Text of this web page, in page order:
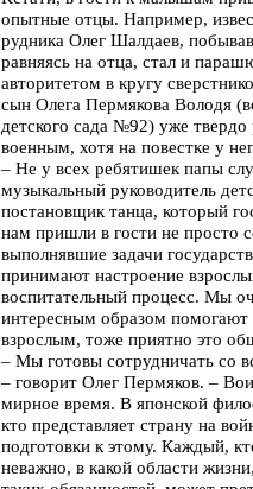
опытные отцы. Например,
рудника Олег Шалдаев,
равняясь на отца, стал и
авторитетом в кругу
сын Олега Пермякова Володя
детского сада №92) уже
военным, хотя на повестке у
– Не у всех ребятишек папы
музыкальный руководитель
постановщик танца, который
нам пришли в гости не просто
выполнявшие задачи
принимают настроение
воспитательный процесс. Мы
интересным образом
взрослым, тоже приятно это
– Мы готовы сотрудничать со
– говорит Олег Пермяков. –
мирное время. В японской
кто представляет страну на
подготовки к этому. Каждый,
неважно, в какой области